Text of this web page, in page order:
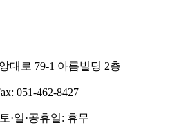
대로 79-1 아름빌딩 2층
051-462-8427
·일·공휴일: 휴무